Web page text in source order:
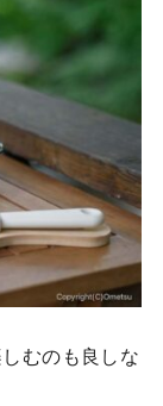
むのも良しな